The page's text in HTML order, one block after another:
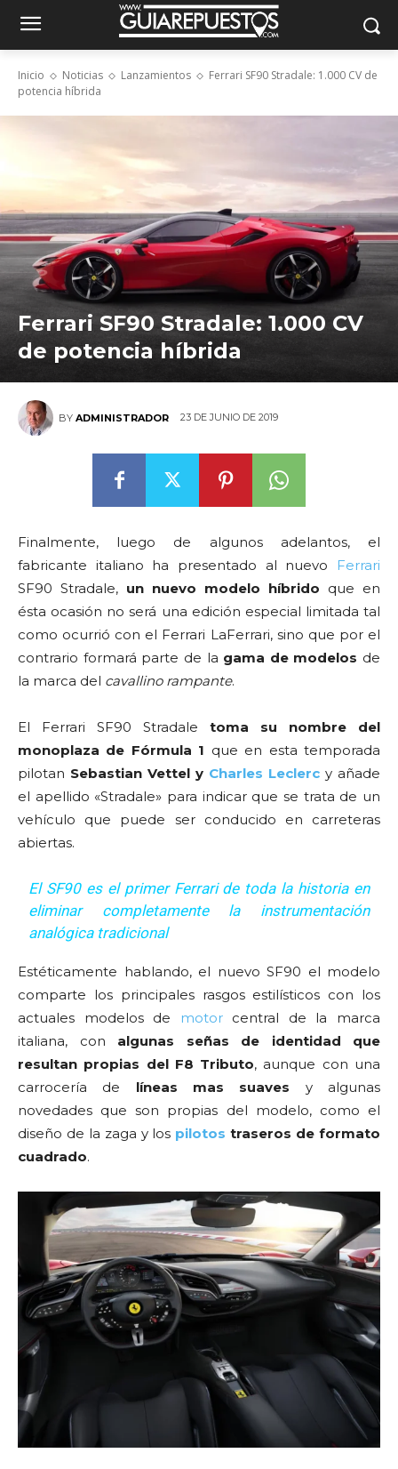
Inicio Noticias Lanzamientos
Ferrari SF90 Stradale: 1.000 CV de
potencia híbrida
Ferrari SF90 Stradale: 1.000 CV
de potencia híbrida
BY ADMINISTRADOR 23 DE JUNIO DE 2019
Finalmente, luego de algunos adelantos, el
fabricante italiano ha presentado al nuevo
Ferrari
SF90 Stradale, un nuevo modelo híbrido que en
ésta ocasión no será una edición especial limitada tal
como ocurrió con el Ferrari LaFerrari, sino que por el
contrario formará parte de la gama de modelos de
la marca del cavallino rampante.
El Ferrari SF90 Stradale toma su nombre del
monoplaza de Fórmula 1 que en esta temporada
pilotan Sebastian Vettel y Charles Leclerc y añade
el apellido «Stradale» para indicar que se trata de un
vehículo que puede ser conducido en carreteras
abiertas.
El SF90 es el primer Ferrari de toda la historia en
eliminar completamente la instrumentación
analógica tradicional
Estéticamente hablando, el nuevo SF90 el modelo
comparte los principales rasgos estilísticos con los
actuales modelos de
motorcentral de la marca
italiana, con algunas señas de identidad que
resultan propias del F8 Tributo, aunque con una
carrocería de líneas mas suaves y algunas
novedades que son propias del modelo, como el
diseño de la zaga y los pilotos traseros de formato
cuadrado.